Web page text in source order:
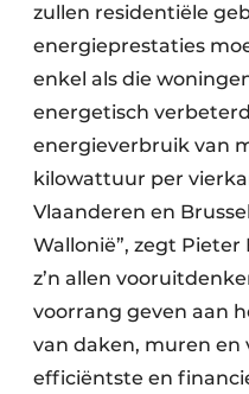
Software
Toegangscontrole
Veiligheid & Opleiding
Zonwering
zullen residentiële
energieprestaties
enkel als die
energetisch
energieverbruik van
kilowattuur per
Vlaanderen en
Wallonië”, zegt
z’n allen
voorrang geven aan
van daken, muren en
efficiëntste en